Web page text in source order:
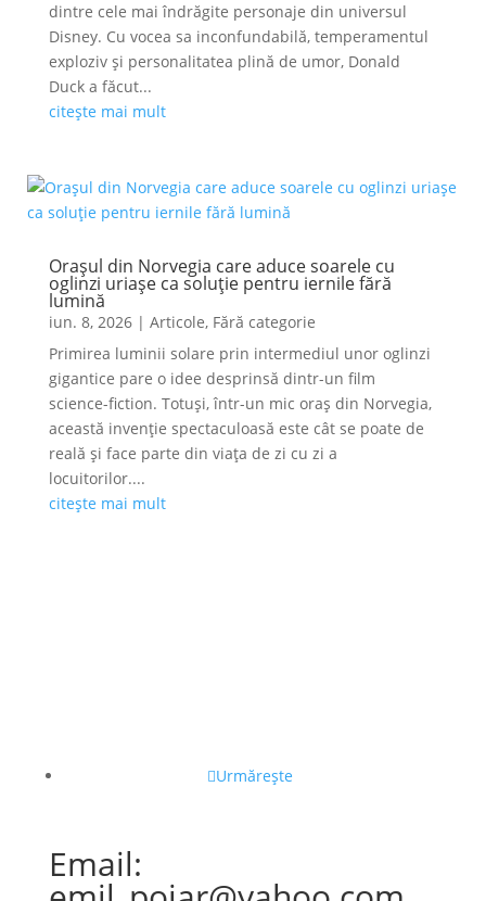
dintre cele mai îndrăgite personaje din universul
Disney. Cu vocea sa inconfundabilă, temperamentul
exploziv și personalitatea plină de umor, Donald
Duck a făcut...
citește mai mult
Orașul din Norvegia care aduce soarele cu
oglinzi uriașe ca soluție pentru iernile fără
lumină
iun. 8, 2026| Articole, Fără categorie
Primirea luminii solare prin intermediul unor oglinzi
gigantice pare o idee desprinsă dintr-un film
science-fiction. Totuși, într-un mic oraș din Norvegia,
această invenție spectaculoasă este cât se poate de
reală și face parte din viața de zi cu zi a
locuitorilor....
citește mai mult
Urmărește
Email: